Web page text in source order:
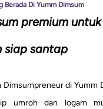
Berada Di Yumm Dimsum
premium
siap santap
Dimsumpreneur di Yumm
umroh dan logam